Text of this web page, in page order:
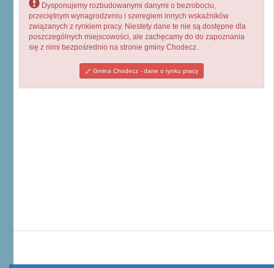
Dysponujemy rozbudowanymi danymi o bezrobociu,
przeciętnym wynagrodzeniu i szeregiem innych wskaźników
związanych z rynkiem pracy. Niestety dane te nie są dostępne dla
poszczególnych miejscowości, ale zachęcamy do do zapoznania
się z nimi bezpośrednio na stronie gminy Chodecz.
Gmina Chodecz - dane o rynku pracy